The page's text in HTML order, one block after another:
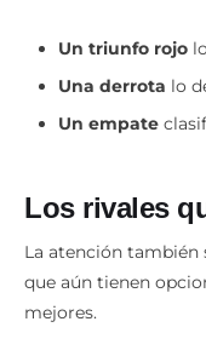
Un triunfo rojo
Una derrota lo
Un empate
Los rivales
La atención también
que aún tienen
mejores.